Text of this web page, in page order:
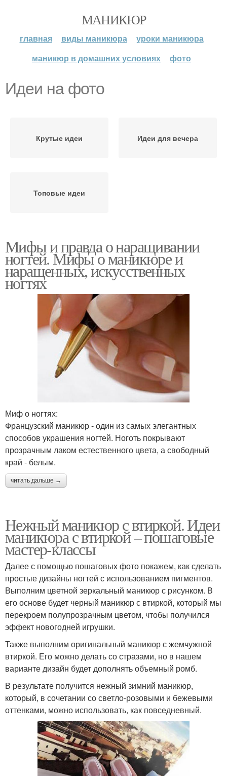
МАНИКЮР
главная виды маникюра
уроки маникюра
маникюр в домашних условиях
фото
Идеи на фото
Крутые идеи Идеи для вечера
Топовые идеи
Мифы и правда о наращивании
ногтей. Мифы о маникюре и
наращенных, искусственных
ногтях
Миф о ногтях:
Французский маникюр - один из самых элегантных
способов украшения ногтей. Ноготь покрывают
прозрачным лаком естественного цвета, а свободный
край - белым.
читать дальше →
Нежный маникюр с втиркой. Идеи
маникюра с втиркой – пошаговые
мастер-классы
Далее с помощью пошаговых фото покажем, как сделать
простые дизайны ногтей с использованием пигментов.
Выполним цветной зеркальный маникюр с рисунком. В
его основе будет черный маникюр с втиркой, который мы
перекроем полупрозрачным цветом, чтобы получился
эффект новогодней игрушки.
Также выполним оригинальный маникюр с жемчужной
втиркой. Его можно делать со стразами, но в нашем
варианте дизайн будет дополнять объемный ромб.
В результате получится нежный зимний маникюр,
который, в сочетании со светло-розовыми и бежевыми
оттенками, можно использовать, как повседневный.